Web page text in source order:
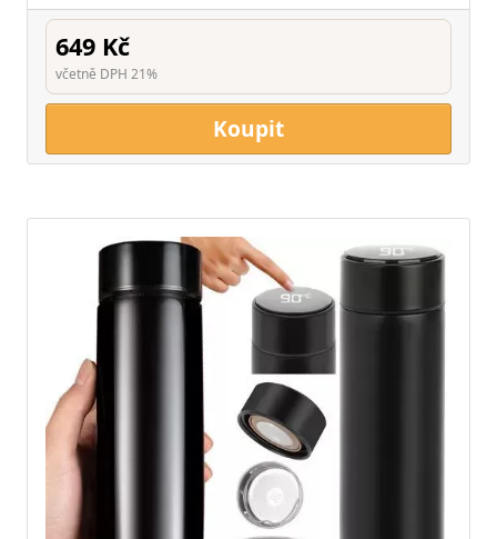
649 Kč
včetně DPH 21%
Koupit